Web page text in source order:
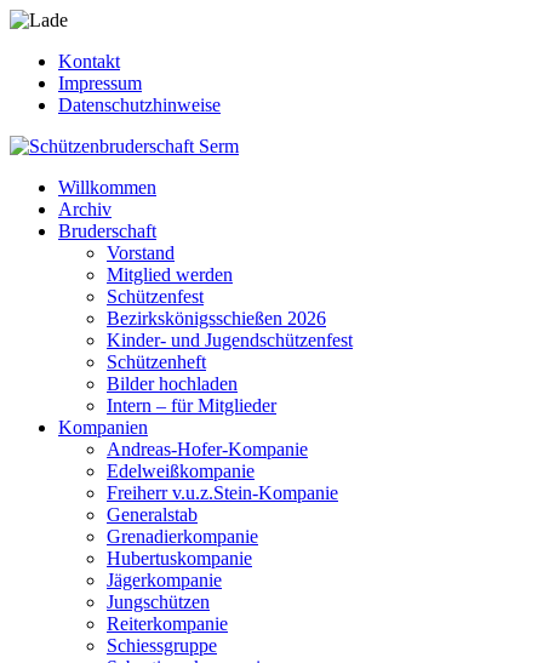
Kontakt
Impressum
Datenschutzhinweise
Willkommen
Archiv
Bruderschaft
Vorstand
Mitglied werden
Schützenfest
Bezirkskönigsschießen 2026
Kinder- und Jugendschützenfest
Schützenheft
Bilder hochladen
Intern – für Mitglieder
Kompanien
Andreas-Hofer-Kompanie
Edelweißkompanie
Freiherr v.u.z.Stein-Kompanie
Generalstab
Grenadierkompanie
Hubertuskompanie
Jägerkompanie
Jungschützen
Reiterkompanie
Schiessgruppe